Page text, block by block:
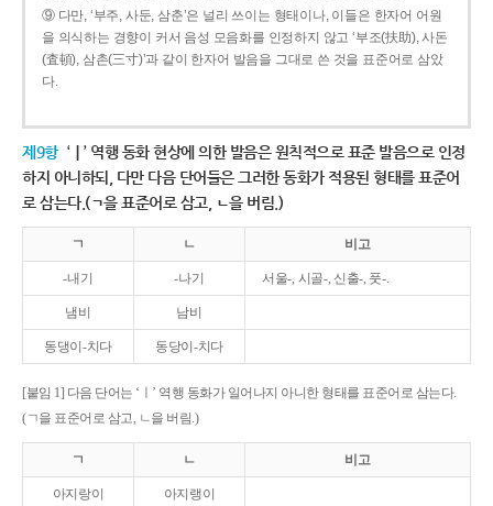
⑨ 다만, ‘부주, 사둔, 삼춘’은 널리 쓰이는 형태이나, 이들은 한자어 어원
을 의식하는 경향이 커서 음성 모음화를 인정하지 않고 ‘부조(扶助), 사돈
(査頓), 삼촌(三寸)’과 같이 한자어 발음을 그대로 쓴 것을 표준어로 삼았
다.
제9항 ‘ㅣ’ 역행 동화 현상에 의한 발음은 원칙적으로 표준 발음으로 인정
하지 아니하되, 다만 다음 단어들은 그러한 동화가 적용된 형태를 표준어
로 삼는다.(ㄱ을 표준어로 삼고, ㄴ을 버림.)
ㄱ ㄴ 비고
-내기 -나기 서울-, 시골-, 신출-, 풋-.
냄비 남비
동댕이-치다 동당이-치다
[붙임 1] 다음 단어는 ‘ㅣ’ 역행 동화가 일어나지 아니한 형태를 표준어로 삼는다.
(ㄱ을 표준어로 삼고, ㄴ을 버림.)
ㄱ ㄴ 비고
아지랑이 아지랭이